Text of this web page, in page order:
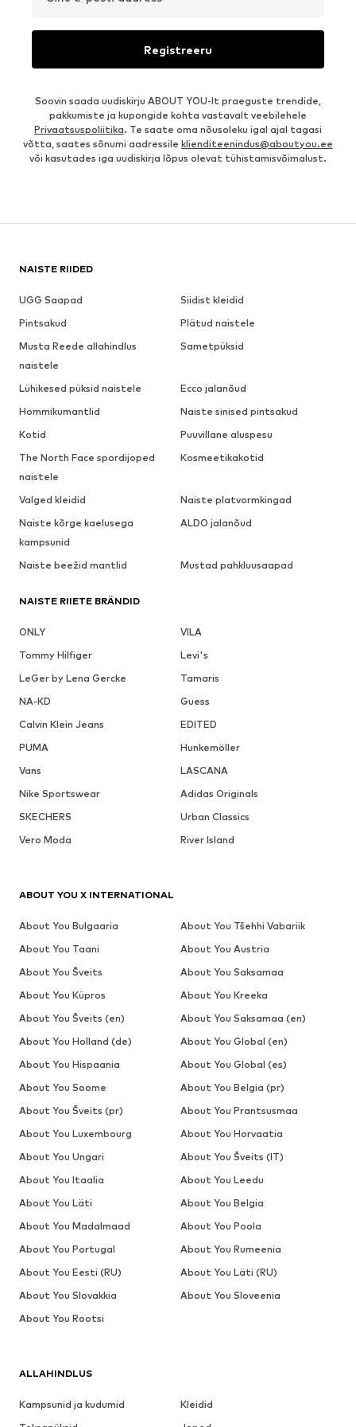
Registreeru
Soovin saada uudiskirju ABOUT YOU-lt praeguste trendide,
pakkumiste ja kupongide kohta vastavalt veebilehele
Privaatsuspoliitika. Te saate oma nõusoleku igal ajal tagasi
võtta, saates sõnumi aadressile klienditeenindus@aboutyou.ee
või kasutades iga uudiskirja lõpus olevat tühistamisvõimalust.
NAISTE RIIDED
UGG Saapad
Siidist kleidid
Pintsakud
Plätud naistele
Musta Reede allahindlus
naistele
Sametpüksid
Lühikesed püksid naistele
Ecco jalanõud
Hommikumantlid
Naiste sinised pintsakud
Kotid
Puuvillane aluspesu
The North Face spordijoped
naistele
Kosmeetikakotid
Valged kleidid
Naiste platvormkingad
Naiste kõrge kaelusega
kampsunid
ALDO jalanõud
Naiste beežid mantlid Mustad pahkluusaapad
NAISTE RIIETE BRÄNDID
ONLY
VILA
Tommy Hilfiger
Levi's
LeGer by Lena Gercke
Tamaris
NA-KD
Guess
Calvin Klein Jeans
EDITED
PUMA
Hunkemöller
Vans
LASCANA
Nike Sportswear
Adidas Originals
SKECHERS
Urban Classics
Vero Moda
River Island
ALLAHINDLUS
Kampsunid ja kudumid
Kleidid
ABOUT YOU X INTERNATIONAL
About You Bulgaaria
About You Tšehhi Vabariik
About You Taani
About You Austria
About You Šveits
About You Saksamaa
About You Küpros
About You Kreeka
About You Šveits (en)
About You Saksamaa (en)
About You Holland (de)
About You Global (en)
About You Hispaania
About You Global (es)
About You Soome
About You Belgia (pr)
About You Šveits (pr)
About You Prantsusmaa
About You Luxembourg
About You Horvaatia
About You Ungari
About You Šveits (IT)
About You Itaalia
About You Leedu
About You Läti
About You Belgia
About You Madalmaad
About You Poola
About You Portugal
About You Rumeenia
About You Eesti (RU)
About You Läti (RU)
About You Slovakkia
About You Sloveenia
About You Rootsi